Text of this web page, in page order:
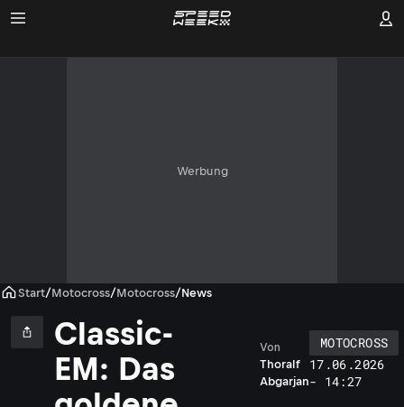
Werbung
Start/Motocross/Motocross/News
Classic-
EM: Das
Thoralf
Abgarjan
Von
MOTOCROSS
17.06.2026
- 14:27